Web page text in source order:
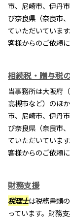
市、尼崎市、伊丹
び奈良県（奈良市
ていただいていま
客様からのご依頼
相続税・贈与税
当事務所は大阪府（
高槻市など）のほ
市、尼崎市、伊丹
び奈良県（奈良市
ていただいていま
客様からのご依頼
財務支援
税理士は税務書類
っています。財務